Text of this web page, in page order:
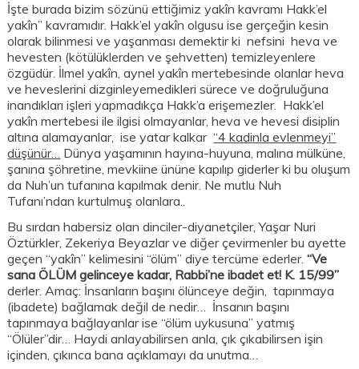
İşte burada bizim sözünü ettiğimiz yakîn kavramı Hakk’el
yakîn” kavramıdır. Hakk’el yakîn olgusu ise gerçeğin kesin
olarak bilinmesi ve yaşanması demektir ki nefsini heva ve
hevesten (kötülüklerden ve şehvetten) temizleyenlere
özgüdür. İlmel yakîn, aynel yakîn mertebesinde olanlar heva
ve heveslerini dizginleyemedikleri sürece ve doğruluğuna
inandıkları işleri yapmadıkça Hakk’a erişemezler. Hakk’el
yakîn mertebesi ile ilgisi olmayanlar, heva ve hevesi disiplin
altına alamayanlar, ise yatar kalkar“4 kadinla evlenmeyi”
düşünür… Dünya yaşamının hayına-huyuna, malına mülküne,
şanına şöhretine, mevkiine ününe kapılıp giderler ki bu oluşum
da Nuh’un tufanına kapılmak denir. Ne mutlu Nuh
Tufanı’ndan kurtulmuş olanlara..
Bu sırdan habersiz olan dinciler-diyanetçiler, Yaşar Nuri
Öztürkler, Zekeriya Beyazlar ve diğer çevirmenler bu ayette
geçen “yakîn” kelimesini “ölüm” diye tercüme ederler.“Ve
sana ÖLÜM gelinceye kadar, Rabbi’ne ibadet et! K. 15/99”
derler. Amaç: İnsanların başını ölünceye değin, tapınmaya
(ibadete) bağlamak değil de nedir… İnsanın başını
tapınmaya bağlayanlar ise “ölüm uykusuna” yatmış
“Ölüler”dir… Haydi anlayabilirsen anla, çık çıkabilirsen işin
içinden, çıkınca bana açıklamayı da unutma…